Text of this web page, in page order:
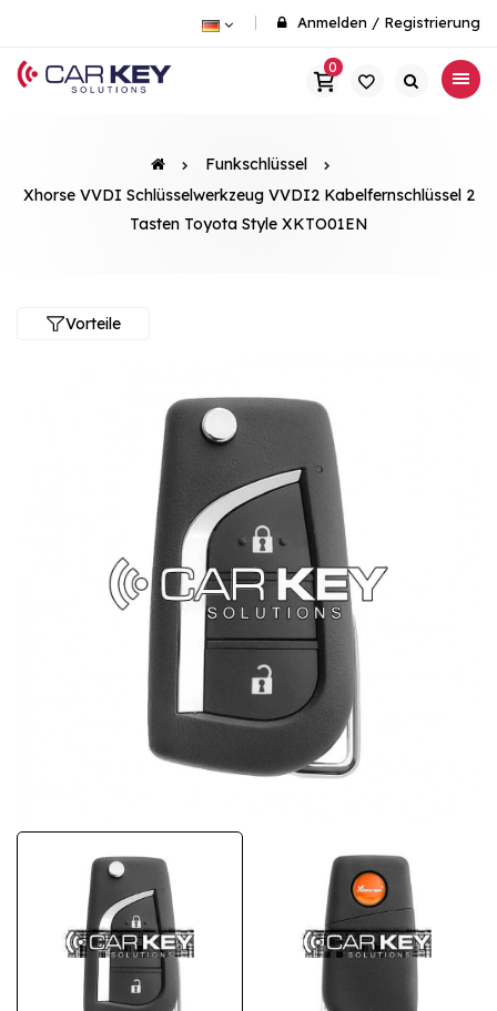
Anmelden / Registrierung
0
Funkschlüssel
Xhorse VVDI Schlüsselwerkzeug VVDI2 Kabelfernschlüssel 2
Tasten Toyota Style XKTO01EN
Vorteile